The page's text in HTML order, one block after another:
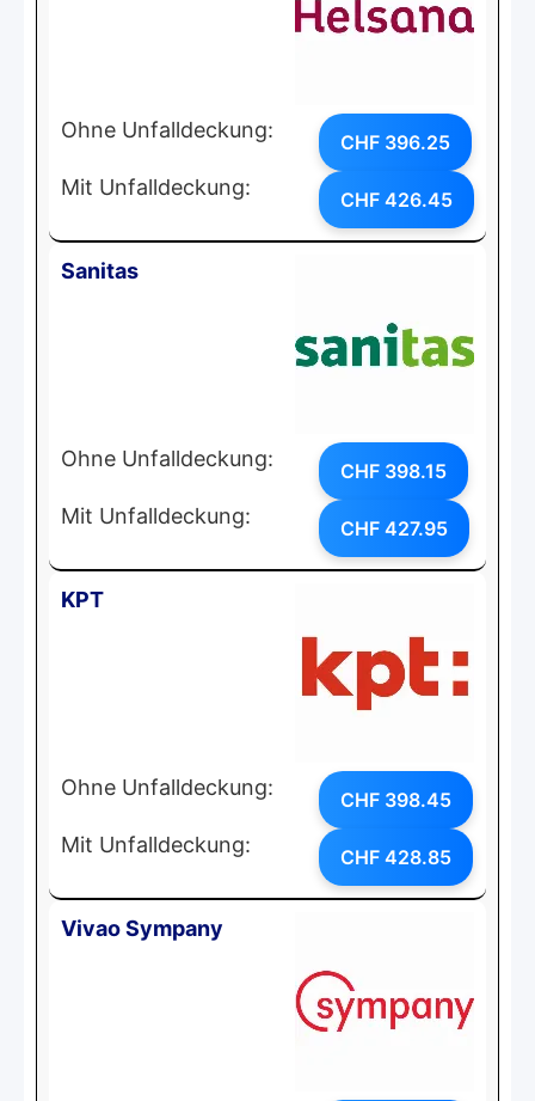
Ohne Unfalldeckung: CHF 396.25
Mit Unfalldeckung: CHF 426.45
Sanitas
Ohne Unfalldeckung: CHF 398.15
Mit Unfalldeckung: CHF 427.95
KPT
Ohne Unfalldeckung: CHF 398.45
Mit Unfalldeckung: CHF 428.85
Vivao Sympany